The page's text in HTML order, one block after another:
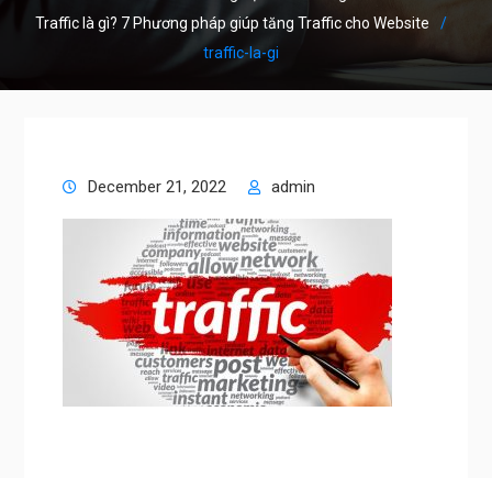
Traffic là gì? 7 Phương pháp giúp tăng Traffic cho Website
traffic-la-gi
December 21, 2022 admin